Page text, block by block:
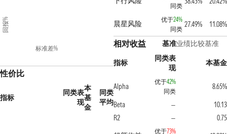
标准差%
回报%
性价比
指标
同类表
现
本
基
金
同类
平均
同类
晨星风险 优于24%
同类
27.49% 11.08%
相对收益 基准业绩比较基准
指标
同类表
现
本基金
Alpha
优于42%
同类
8.65%
Beta
—
10.13
R2
—
0.75
优于73%